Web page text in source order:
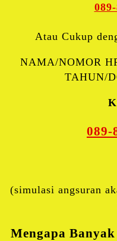
Atau Cukup
NAMA/NOMOR
TAHUN/
089-
(simulasi angsuran
Mengapa